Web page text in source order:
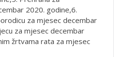
2020. godine,6.
za mjesec decembar
za mjesec decembar
žrtvama rata za mjesec